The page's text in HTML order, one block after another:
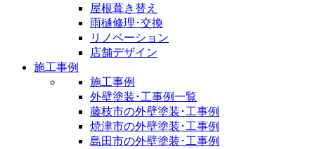
屋根葺き替え
雨樋修理･交換
リノベーション
店舗デザイン
施工事例
施工事例
外壁塗装･工事例一覧
藤枝市の外壁塗装･工事例
焼津市の外壁塗装･工事例
島田市の外壁塗装･工事例